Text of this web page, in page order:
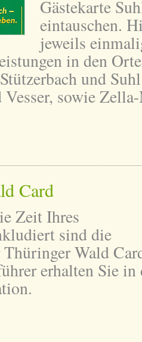
Gästekarte
eintauschen.
jeweils
in den
und
sowie
Card
Zeit Ihres
sind die
Wald
erhalten Sie in